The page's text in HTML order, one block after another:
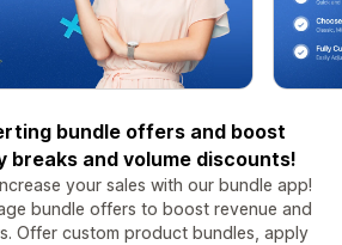
bundle offers and boost
breaks and volume discounts!
your sales with our bundle app!
bundle offers to boost revenue and
Offer custom product bundles, apply